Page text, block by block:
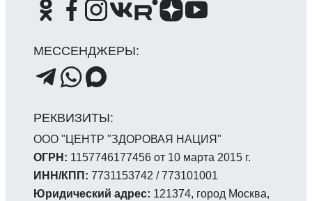
ООО "ЦЕНТР "ЗДОРОВАЯ НАЦИЯ"
ОГРН: 1157746177456 от 10 марта 2015 г.
ИНН/КПП: 7731153742 / 773101001
Юридический адрес: 121374, город Москва,